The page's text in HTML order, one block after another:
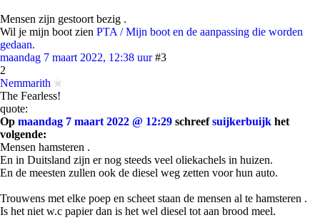
Mensen zijn gestoort bezig .
Wil je mijn boot zien PTA / Mijn boot en de aanpassing die worden
gedaan.
maandag 7 maart 2022, 12:38 uur #3
2
Nemmarith
The Fearless!
quote:
Op maandag 7 maart 2022 @ 12:29 schreefsuijkerbuijk het
volgende:
Mensen hamsteren .
En in Duitsland zijn er nog steeds veel oliekachels in huizen.
En de meesten zullen ook de diesel weg zetten voor hun auto.
Trouwens met elke poep en scheet staan de mensen al te hamsteren .
Is het niet w.c papier dan is het wel diesel tot aan brood meel.